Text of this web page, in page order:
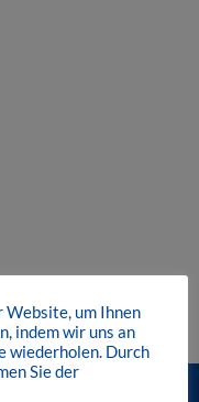
des Produktes
Website, um Ihnen
indem wir uns an
wiederholen. Durch
Sie der